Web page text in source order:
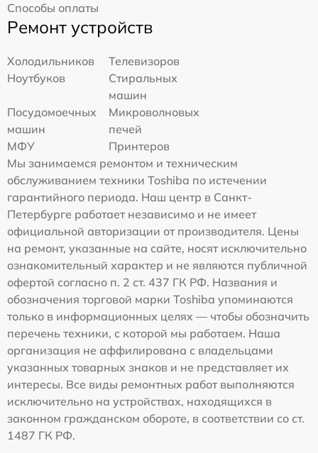
Способы оплаты
Ремонт устройств
Холодильников
Телевизоров
Ноутбуков
Стиральных
машин
Посудомоечных
машин
Микроволновых
печей
МФУ
Принтеров
Мы занимаемся ремонтом и техническим
обслуживанием техники Toshiba по истечении
гарантийного периода. Наш центр в Санкт-
Петербурге работает независимо и не имеет
официальной авторизации от производителя. Цены
на ремонт, указанные на сайте, носят исключительно
ознакомительный характер и не являются публичной
офертой согласно п. 2 ст. 437 ГК РФ. Названия и
обозначения торговой марки Toshiba упоминаются
только в информационных целях — чтобы обозначить
перечень техники, с которой мы работаем. Наша
организация не аффилирована с владельцами
указанных товарных знаков и не представляет их
интересы. Все виды ремонтных работ выполняются
исключительно на устройствах, находящихся в
законном гражданском обороте, в соответствии со ст.
1487 ГК РФ.